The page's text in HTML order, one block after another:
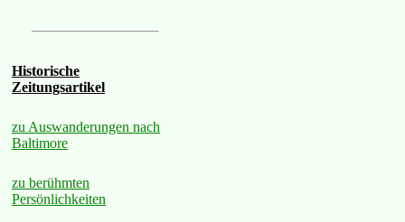
Historische
Zeitungsartikel
zu Auswanderungen nach
Baltimore
zu berühmten
Persönlichkeiten